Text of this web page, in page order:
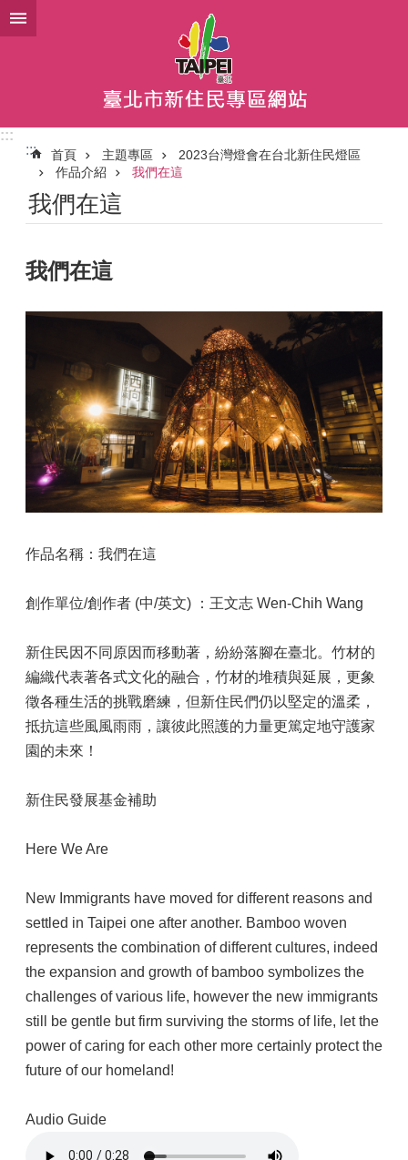
跳到主要內容區塊
:::
:::
首頁 主題專區
2023台灣燈會在台北新住民燈區
作品介紹
我們在這
我們在這
我們在這
作品名稱：我們在這
創作單位/創作者 (中/英文) ：王文志 Wen-Chih Wang
新住民因不同原因而移動著，紛紛落腳在臺北。竹材的
編織代表著各式文化的融合，竹材的堆積與延展，更象
徵各種生活的挑戰磨練，但新住民們仍以堅定的溫柔，
抵抗這些風風雨雨，讓彼此照護的力量更篤定地守護家
園的未來！
新住民發展基金補助
Here We Are
New Immigrants have moved for different reasons and
settled in Taipei one after another. Bamboo woven
represents the combination of different cultures, indeed
the expansion and growth of bamboo symbolizes the
challenges of various life, however the new immigrants
still be gentle but firm surviving the storms of life, let the
power of caring for each other more certainly protect the
future of our homeland!
Audio Guide